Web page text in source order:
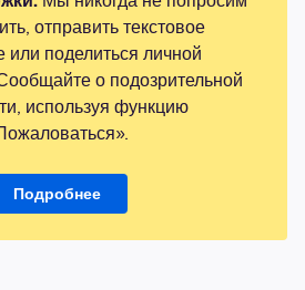
отправить текстовое
поделиться личной
о подозрительной
используя функцию
Подробнее